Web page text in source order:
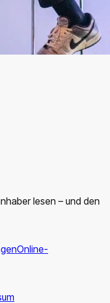
lesen – und den
Online-